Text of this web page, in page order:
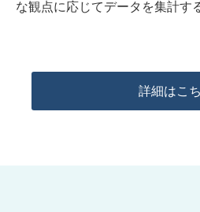
な観点に応じてデータを集計す
詳細はこ